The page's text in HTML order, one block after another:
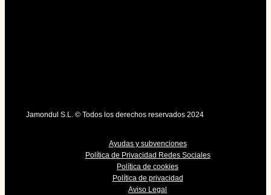
Jamondul S.L. © Todos los derechos reservados 2024
Ayudas y subvenciones
Política de Privacidad Redes Sociales
Política de cookies
Política de privacidad
Aviso Legal